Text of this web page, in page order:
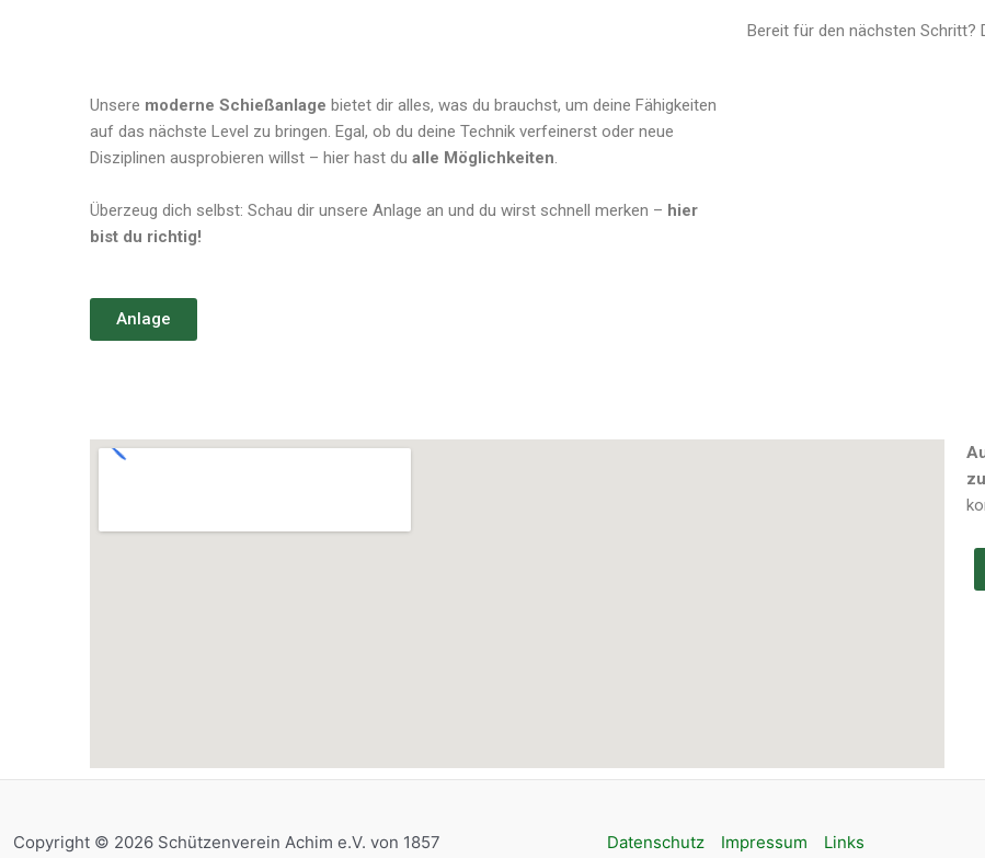
Bereit für den nächsten Schritt?
Unsere moderne Schießanlage bietet dir alles, was du brauchst, um deine Fähigkeiten
auf das nächste Level zu bringen. Egal, ob du deine Technik verfeinerst oder neue
Disziplinen ausprobieren willst – hier hast du alle Möglichkeiten.
Überzeug dich selbst: Schau dir unsere Anlage an und du wirst schnell merken – hier
bist du richtig!
Anlage
Copyright © 2026 Schützenverein Achim e.V. von 1857 Datenschutz Impressum Links